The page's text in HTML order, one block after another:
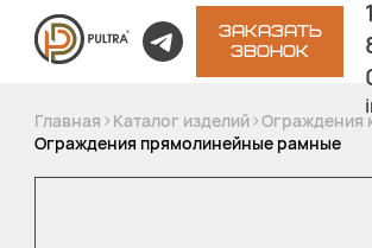
ЗАКАЗАТЬ
ЗВОНОК
Главная > Каталог изделий>Ограждения
Ограждения прямолинейные рамные